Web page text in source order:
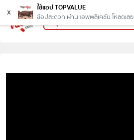
x
ใช้แอป TOPVALUE
ช้อปสะดวก ผ่านแอพพลิเคชั่น โหลดเลย